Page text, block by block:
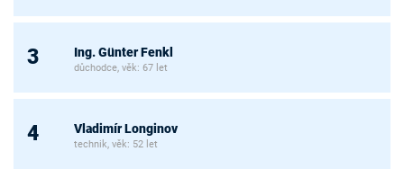
3 Ing. Günter Fenkl
důchodce, věk: 67 let
4 Vladimír Longinov
technik, věk: 52 let